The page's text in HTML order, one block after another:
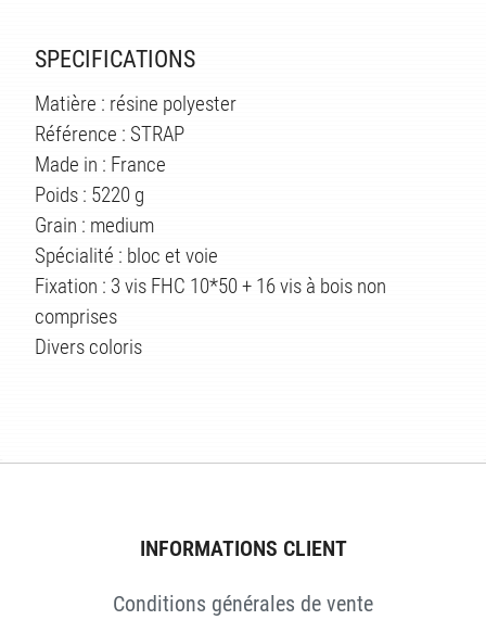
SPECIFICATIONS
Matière : résine polyester
Référence : STRAP
Made in : France
Poids : 5220 g
Grain : medium
Spécialité : bloc et voie
Fixation : 3 vis FHC 10*50 + 16 vis à bois non
comprises
Divers coloris
INFORMATIONS CLIENT
Conditions générales de vente